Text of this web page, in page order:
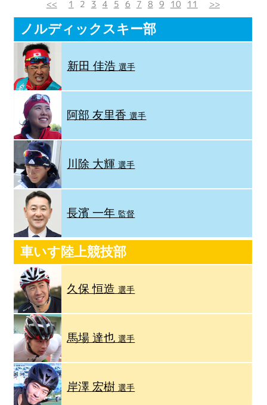
<< 1 2 3 4 5 6 7 8 9 10 11 >>
ノルディックスキー部
新田 佳浩 選手
阿部 友里香選手
川除 大輝選手
長濱 一年 監督
車いす陸上競技部
久保 恒造選手
馬場 達也選手
岸澤 宏樹選手